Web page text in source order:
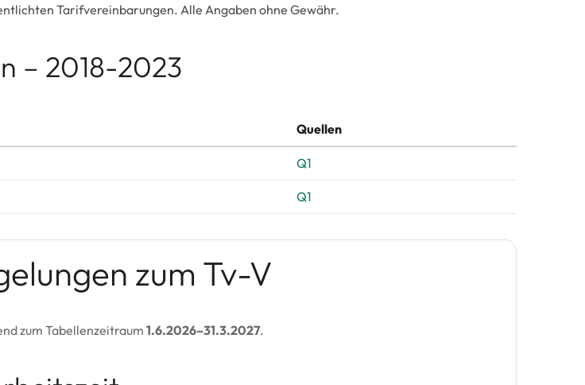
Tarifvereinbarungen. Alle Angaben ohne Gewähr.
– 2018-2023
Quellen
Q1
Q1
zum Tv-V
zum Tabellenzeitraum1.6.2026–31.3.2027.